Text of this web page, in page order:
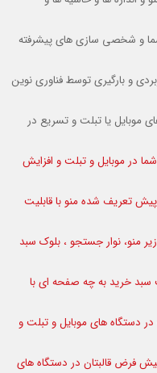
و بارگیری توسط فناوری نوین
موبایل یا تبلت و تسریع در
در موبایل و تبلت و افزایش
پیش تعریف شده منو با قابلیت
منو، نوار جستجو ، بلوک سبد
سبد خرید به چه صفحه ای با
در دستگاه های موبایل و تبلت و
فرض قالبتان در دستگاه های